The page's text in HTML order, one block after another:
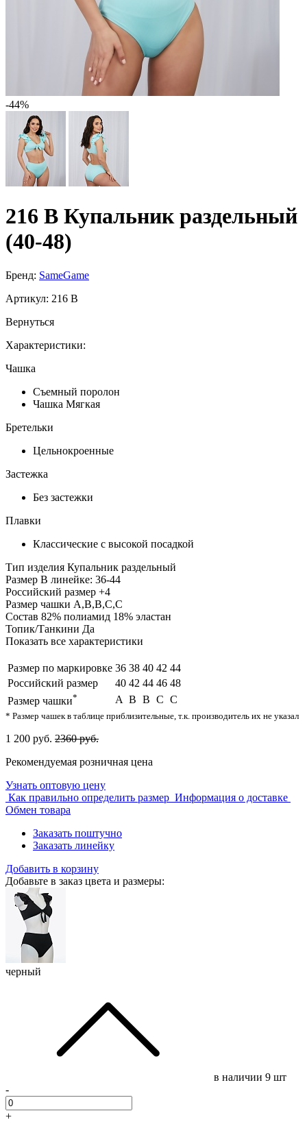
-44%
216 B Купальник раздельный
(40-48)
Бренд: SameGame
Артикул: 216 B
Вернуться
Характеристики:
Чашка
Съемный поролон
Чашка Мягкая
Бретельки
Цельнокроенные
Застежка
Без застежки
Плавки
Классические с высокой посадкой
Тип изделия Купальник раздельный
Размер В линейке: 36-44
Российский размер +4
Размер чашки A,B,B,C,C
Состав 82% полиамид 18% эластан
Топик/Танкини Да
Показать все характеристики
Размер по маркировке 36 38 40 42 44
Российский размер
40 42 44 46 48
Размер чашки* A B B C C
* Размер чашек в таблице приблизительные, т.к. производитель их не указал
1 200 руб. 2360 руб.
Рекомендуемая розничная цена
Узнать оптовую цену
Как правильно определить размер Информация о доставке
Обмен товара
Заказать поштучно
Заказать линейку
Добавить в корзину
Добавьте в заказ цвета и размеры:
черный
в наличии 9 шт
-
+